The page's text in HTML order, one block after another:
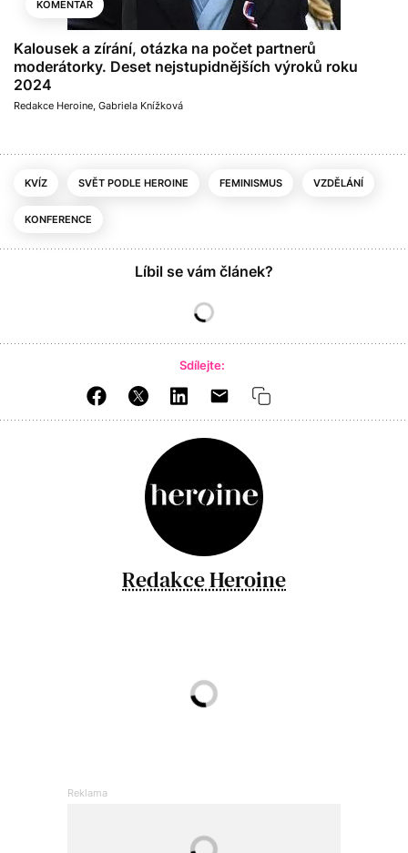
KOMENTÁŘ
Kalousek a zírání, otázka na počet partnerů
moderátorky. Deset nejstupidnějších výroků roku
2024
Redakce Heroine, Gabriela Knížková
KVÍZ SVĚT PODLE HEROINE FEMINISMUS VZDĚLÁNÍ
KONFERENCE
Líbil se vám článek?
Sdílejte:
Redakce Heroine